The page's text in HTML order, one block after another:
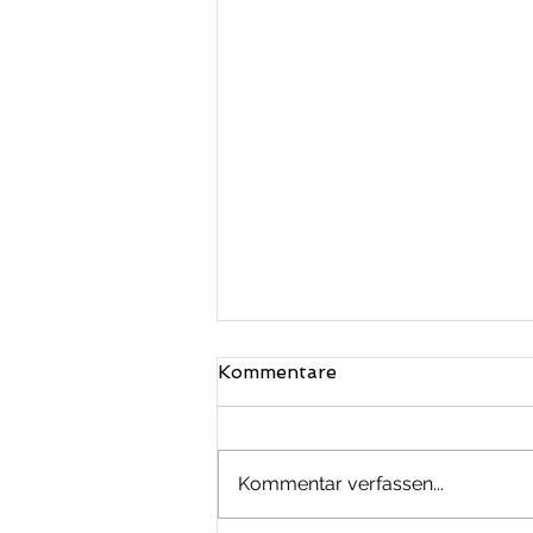
Kommentare
Kommentar verfassen...